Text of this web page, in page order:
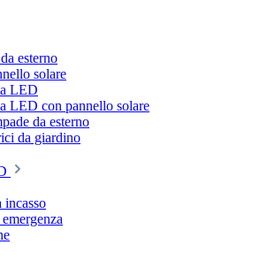
esterno
solare
LED
LED con pannello solare
da esterno
da giardino